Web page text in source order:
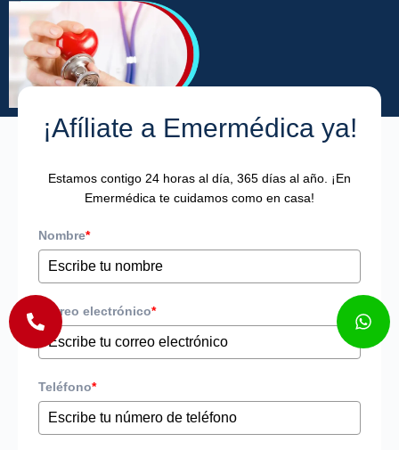
¡Afíliate a Emermédica ya!
Estamos contigo 24 horas al día, 365 días al año. ¡En
Emermédica te cuidamos como en casa!
Nombre*
Correo electrónico*
Teléfono*